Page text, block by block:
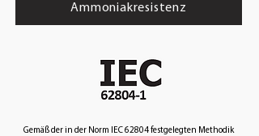
Ammoniakresistenz
Gemäß der in der Norm IEC 62804 festgelegten Methodik